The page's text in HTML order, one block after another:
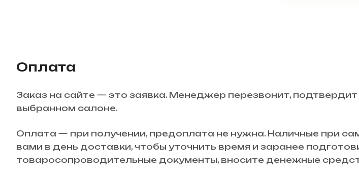
Оплата
Заказ на сайте — это заявка. Менеджер перезвонит,
выбранном салоне.
Оплата — при получении, предоплата не нужна. Наличные при
вами в день доставки, чтобы уточнить время и заранее
товаросопроводительные документы, вносите денежные